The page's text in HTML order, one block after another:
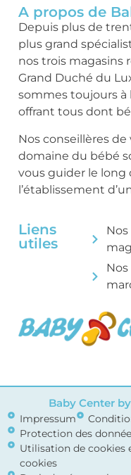
A propos de
Depuis plus de
plus grand
nos trois magasins
Grand Duché du
sommes toujours
offrant tous dont
Nos conseillères
domaine du bébé
vous guider le long
l’établissement
Liens
utiles
Nos
Nos
Baby Center
Impressum
Protection des
Utilisation de cookies
cookies